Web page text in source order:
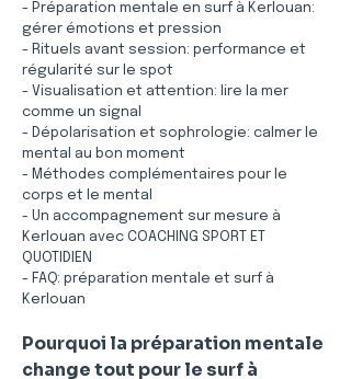
- Préparation mentale en surf à Kerlouan:
gérer émotions et pression
- Rituels avant session: performance et
régularité sur le spot
- Visualisation et attention: lire la mer
comme un signal
- Dépolarisation et sophrologie: calmer le
mental au bon moment
- Méthodes complémentaires pour le
corps et le mental
- Un accompagnement sur mesure à
Kerlouan avec COACHING SPORT ET
QUOTIDIEN
- FAQ: préparation mentale et surf à
Kerlouan
Pourquoi la préparation mentale
change tout pour le surf à